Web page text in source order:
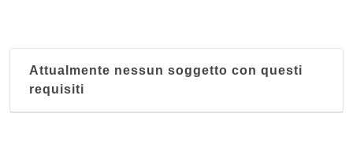
Attualmente nessun soggetto con questi
requisiti